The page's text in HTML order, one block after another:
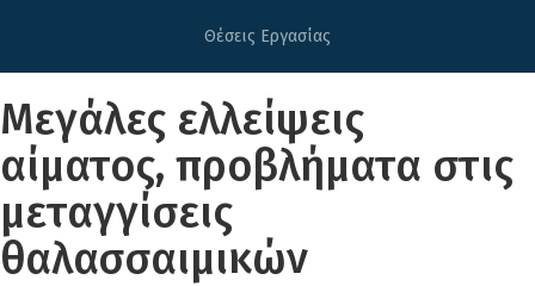
Θέσεις Εργασίας
Μεγάλες ελλείψεις
αίματος, προβλήματα στις
μεταγγίσεις
θαλασσαιμικών